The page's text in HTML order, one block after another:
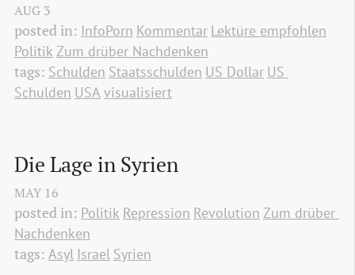
AUG 3
posted in: InfoPorn Kommentar Lektüre empfohlen
Politik Zum drüber Nachdenken
tags: Schulden Staatsschulden US Dollar US
Schulden USA visualisiert
Die Lage in Syrien
MAY 16
posted in: Politik Repression Revolution Zum drüber
Nachdenken
tags: Asyl Israel Syrien